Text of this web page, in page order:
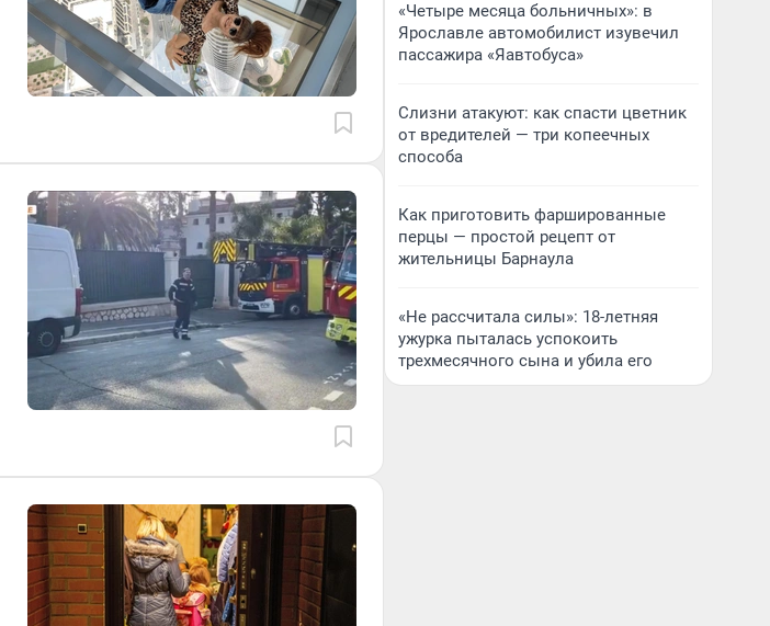
«Четыре месяца больничных»: в
Ярославле автомобилист изувечил
пассажира «Яавтобуса»
Слизни атакуют: как спасти цветник
от вредителей — три копеечных
способа
Как приготовить фаршированные
перцы — простой рецепт от
жительницы Барнаула
«Не рассчитала силы»: 18-летняя
ужурка пыталась успокоить
трехмесячного сына и убила его